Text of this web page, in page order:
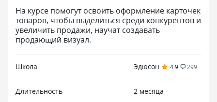
На курсе помогут освоить оформление карточек
товаров, чтобы выделиться среди конкурентов и
увеличить продажи, научат создавать
продающий визуал.
Школа Эдюсон 4.9 299
Длительность 2 месяца